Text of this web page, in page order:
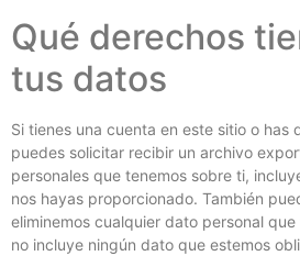
Qué derechos
tus datos
Si tienes una cuenta en este sitio o has
puedes solicitar recibir un archivo
personales que tenemos sobre ti,
nos hayas proporcionado. También
eliminemos cualquier dato personal
no incluye ningún dato que estemos